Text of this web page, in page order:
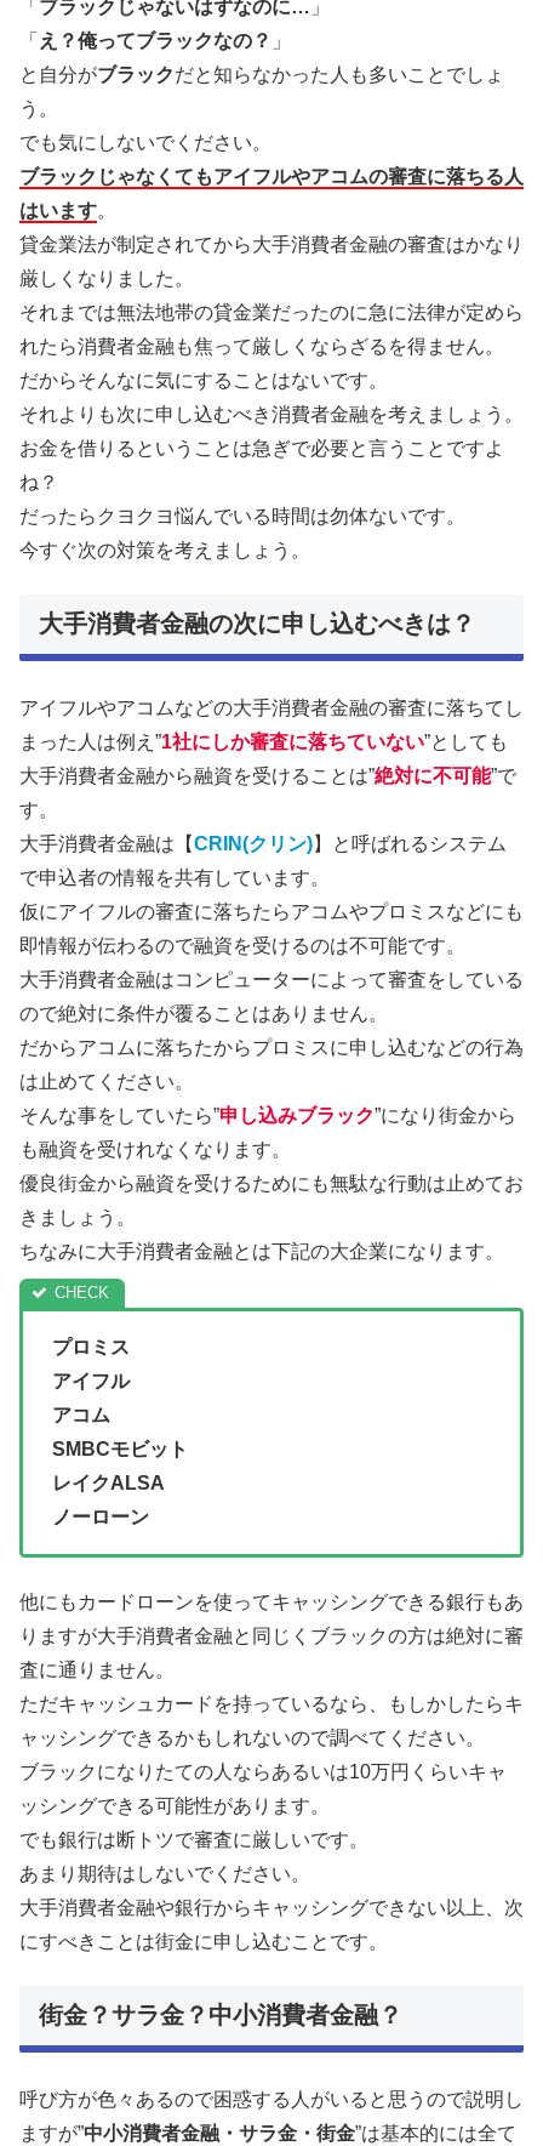
「 ブラックじゃないはずなのに… 」
「 え？俺ってブラックなの？ 」
と自分がブラックだと知らなかった人も多いことでしょ
う。
でも気にしないでください。
ブラックじゃなくてもアイフルやアコムの審査に落ちる人
はいます。
貸金業法が制定されてから大手消費者金融の審査はかなり
厳しくなりました。
それまでは無法地帯の貸金業だったのに急に法律が定めら
れたら消費者金融も焦って厳しくならざるを得ません。
だからそんなに気にすることはないです。
それよりも次に申し込むべき消費者金融を考えましょう。
お金を借りるということは急ぎで必要と言うことですよ
ね？
だったらクヨクヨ悩んでいる時間は勿体ないです。
今すぐ次の対策を考えましょう。
大手消費者金融の次に申し込むべきは？
アイフルやアコムなどの大手消費者金融の審査に落ちてし
まった人は例え”1社にしか審査に落ちていない”としても
大手消費者金融から融資を受けることは”絶対に不可能”で
す。
大手消費者金融は【CRIN(クリン)】と呼ばれるシステム
で申込者の情報を共有しています。
仮にアイフルの審査に落ちたらアコムやプロミスなどにも
即情報が伝わるので融資を受けるのは不可能です。
大手消費者金融はコンピューターによって審査をしている
ので絶対に条件が覆ることはありません。
だからアコムに落ちたからプロミスに申し込むなどの行為
は止めてください。
そんな事をしていたら”申し込みブラック”になり街金から
も融資を受けれなくなります。
優良街金から融資を受けるためにも無駄な行動は止めてお
きましょう。
ちなみに大手消費者金融とは下記の大企業になります。
プロミス
アイフル
アコム
SMBCモビット
レイクALSA
ノーローン
他にもカードローンを使ってキャッシングできる銀行もあ
りますが大手消費者金融と同じくブラックの方は絶対に審
査に通りません。
ただキャッシュカードを持っているなら、もしかしたらキ
ャッシングできるかもしれないので調べてください。
ブラックになりたての人ならあるいは10万円くらいキャ
ッシングできる可能性があります。
でも銀行は断トツで審査に厳しいです。
あまり期待はしないでください。
大手消費者金融や銀行からキャッシングできない以上、次
にすべきことは街金に申し込むことです。
街金？サラ金？中小消費者金融？
呼び方が色々あるので困惑する人がいると思うので説明し
ますが”中小消費者金融・サラ金・街金”は基本的には全て